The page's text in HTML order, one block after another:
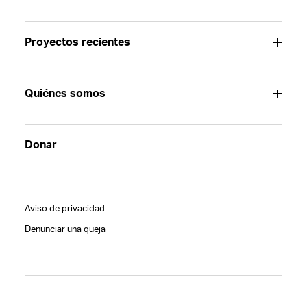
Proyectos recientes
Quiénes somos
Donar
Aviso de privacidad
Denunciar una queja